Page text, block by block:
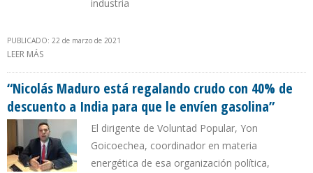
industria
PUBLICADO: 22 de marzo de 2021
LEER MÁS
“Nicolás Maduro está regalando crudo con 40% de
descuento a India para que le envíen gasolina”
El dirigente de Voluntad Popular, Yon
Goicoechea, coordinador en materia
energética de esa organización política,